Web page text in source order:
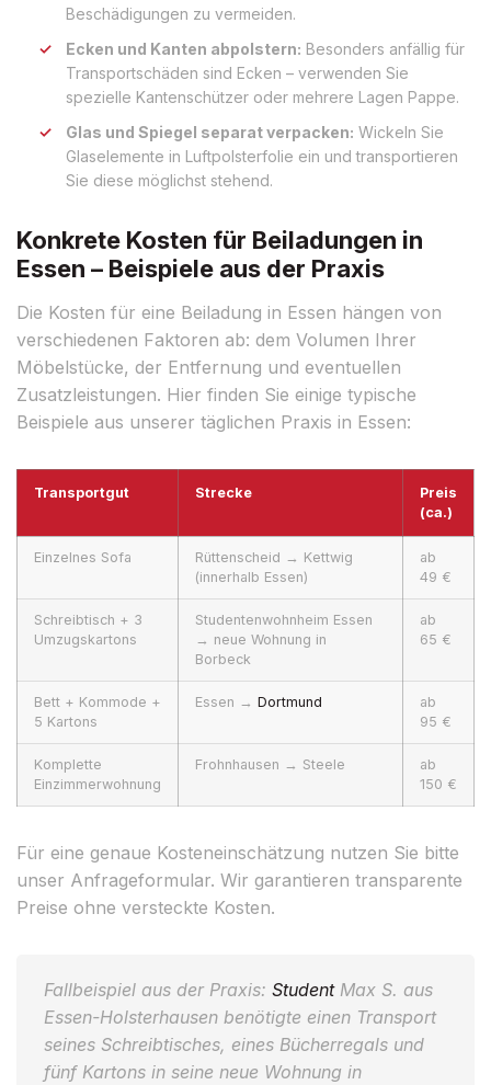
Beschädigungen zu vermeiden.
Ecken und Kanten abpolstern: Besonders anfällig für
Transportschäden sind Ecken – verwenden Sie
spezielle Kantenschützer oder mehrere Lagen Pappe.
Glas und Spiegel separat verpacken: Wickeln Sie
Glaselemente in Luftpolsterfolie ein und transportieren
Sie diese möglichst stehend.
Konkrete Kosten für Beiladungen in
Essen – Beispiele aus der Praxis
Die Kosten für eine Beiladung in Essen hängen von
verschiedenen Faktoren ab: dem Volumen Ihrer
Möbelstücke, der Entfernung und eventuellen
Zusatzleistungen. Hier finden Sie einige typische
Beispiele aus unserer täglichen Praxis in Essen:
Transportgut Strecke
Preis
(ca.)
Einzelnes Sofa
Rüttenscheid → Kettwig
(innerhalb Essen)
ab
49 €
Schreibtisch + 3
Umzugskartons
Studentenwohnheim Essen
→ neue Wohnung in
Borbeck
ab
65 €
Bett + Kommode +
5 Kartons
Essen → Dortmund
ab
95 €
Komplette
Einzimmerwohnung
Frohnhausen → Steele
ab
150 €
Für eine genaue Kosteneinschätzung nutzen Sie bitte
unser Anfrageformular. Wir garantieren transparente
Preise ohne versteckte Kosten.
Fallbeispiel aus der Praxis: StudentMax S. aus
Essen-Holsterhausen benötigte einen Transport
seines Schreibtisches, eines Bücherregals und
fünf Kartons in seine neue Wohnung in